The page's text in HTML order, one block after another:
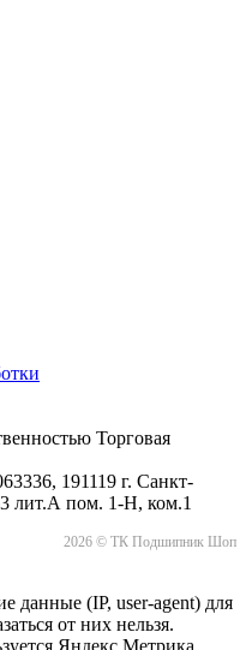
Торговая
191119 г. Санкт-
лит.А пом. 1-Н, ком.1
2026 © ТК Подшипник Шоп
данные (IP, user-agent) для
от них нельзя.